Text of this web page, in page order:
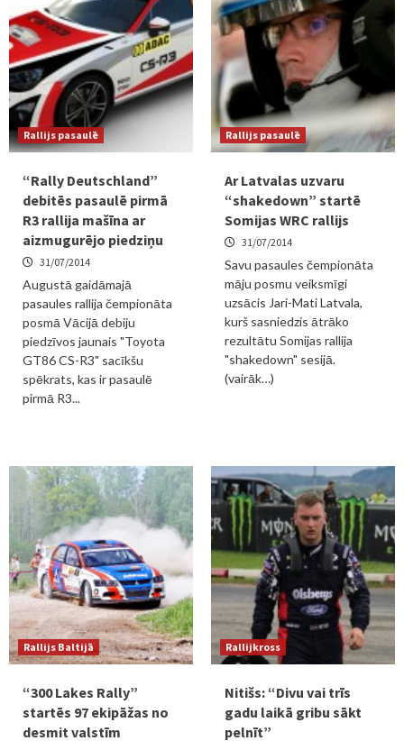
Rallijs pasaulē
“Rally Deutschland”
debitēs pasaulē pirmā
R3 rallija mašīna ar
aizmugurējo piedziņu
31/07/2014
Augustā gaidāmajā
pasaules rallija čempionāta
posmā Vācijā debiju
piedzīvos jaunais "Toyota
GT86 CS-R3" sacīkšu
spēkrats, kas ir pasaulē
pirmā R3...
Rallijs pasaulē
Ar Latvalas uzvaru
“shakedown” startē
Somijas WRC rallijs
31/07/2014
Savu pasaules čempionāta
māju posmu veiksmīgi
uzsācis Jari-Mati Latvala,
kurš sasniedzis ātrāko
rezultātu Somijas rallija
"shakedown" sesijā.
(vairāk…)
Rallijs Baltijā
“300 Lakes Rally”
startēs 97 ekipāžas no
desmit valstīm
Rallijkross
Nitišs: “Divu vai trīs
gadu laikā gribu sākt
pelnīt”